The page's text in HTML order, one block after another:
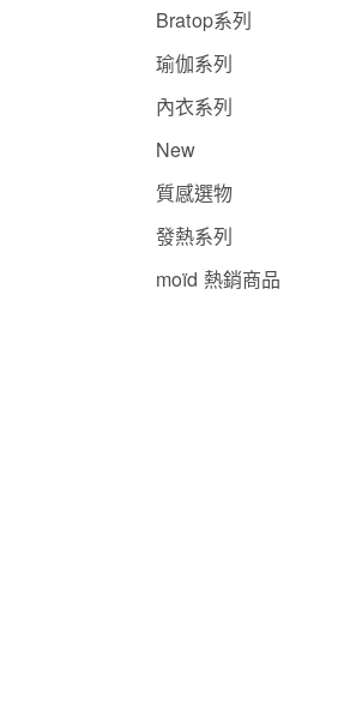
Bratop系列
瑜伽系列
內衣系列
New
質感選物
發熱系列
moïd 熱銷商品